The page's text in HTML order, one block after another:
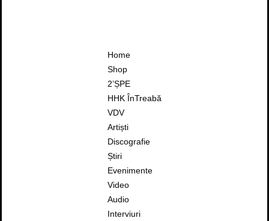
Home
Shop
2’ȘPE
HHK ÎnTreabă
VDV
Artiști
Discografie
Știri
Evenimente
Video
Audio
Interviuri